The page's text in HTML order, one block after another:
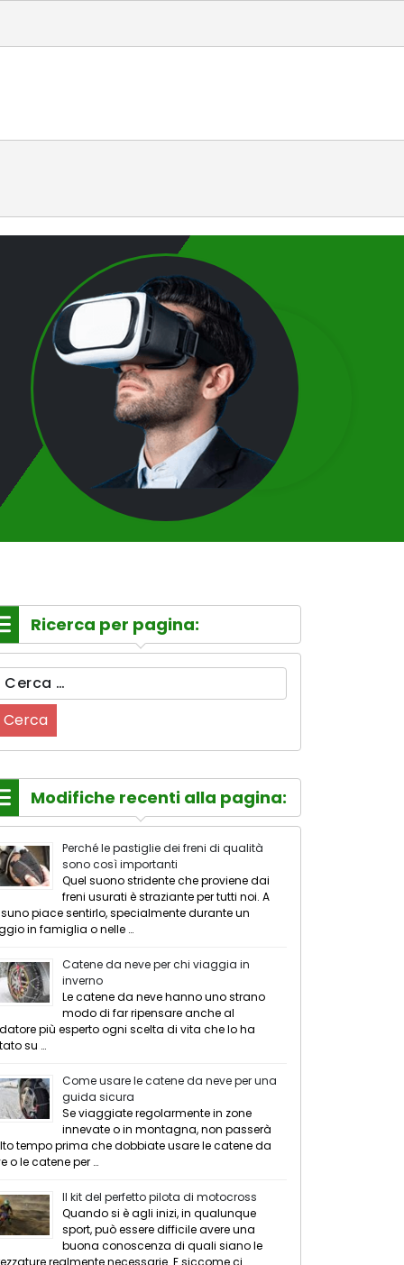
Ricerca per pagina:
Modifiche recenti alla pagina:
Perché le pastiglie dei freni di qualità
sono così importanti
Quel suono stridente che proviene dai
freni usurati è straziante per tutti noi. A
piace sentirlo, specialmente durante un
in famiglia o nelle …
Catene da neve per chi viaggia in
inverno
Le catene da neve hanno uno strano
modo di far ripensare anche al
più esperto ogni scelta di vita che lo ha
su …
Come usare le catene da neve per una
guida sicura
Se viaggiate regolarmente in zone
innevate o in montagna, non passerà
tempo prima che dobbiate usare le catene da
o le catene per …
Il kit del perfetto pilota di motocross
Quando si è agli inizi, in qualunque
sport, può essere difficile avere una
buona conoscenza di quali siano le
realmente necessarie. E siccome ci …